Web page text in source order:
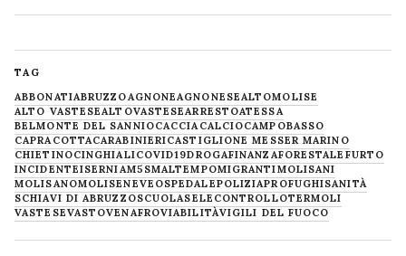
TAG
ABBONATIABRUZZOAGNONEAGNONESEALTOMOLISE
ALTO VASTESEALTOVASTESEARRESTOATESSA
BELMONTE DEL SANNIOCACCIACALCIOCAMPOBASSO
CAPRACOTTACARABINIERICASTIGLIONE MESSER MARINO
CHIETINOCINGHIALICOVID19DROGAFINANZAFORESTALE FURTO
INCIDENTEISERNIAM5SMALTEMPOMIGRANTIMOLISANI
MOLISANOMOLISENEVE OSPEDALEPOLIZIAPROFUGHISANITÀ
SCHIAVI DI ABRUZZOSCUOLASELECONTROLLOTERMOLI
VASTESEVASTOVENAFROVIABILITÀVIGILI DEL FUOCO